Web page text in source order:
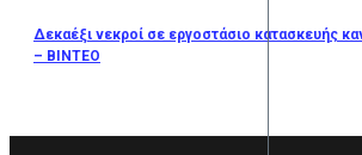
Δεκαέξι νεκροί σε εργοστάσιο κατασκευής
– ΒΙΝΤΕΟ